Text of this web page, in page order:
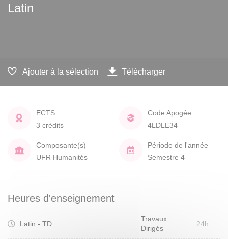
Latin
Ajouter à la sélection Télécharger
ECTS
3 crédits
Code Apogée
4LDLE34
Composante(s)
UFR Humanités
Période de l'année
Semestre 4
Heures d'enseignement
Latin - TD
Travaux
Dirigés
24h